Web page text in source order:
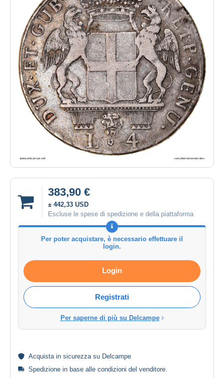
383,90 €
± 442,33 USD
Escluse le spese di spedizione e della piattaforma
Per poter acquistare, è necessario effettuare il
login.
Login
Registrati
Per saperne di più su Delcampe
Acquista in sicurezza su Delcampe
Spedizione in base alle condizioni del venditore